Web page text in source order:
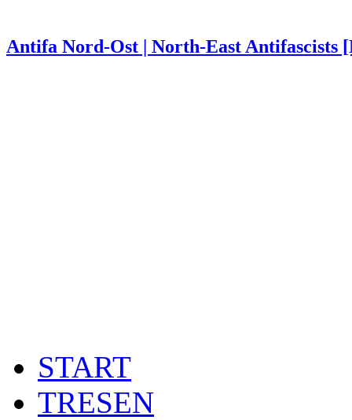
Antifa Nord-Ost | North-East Antifascists
START
TRESEN